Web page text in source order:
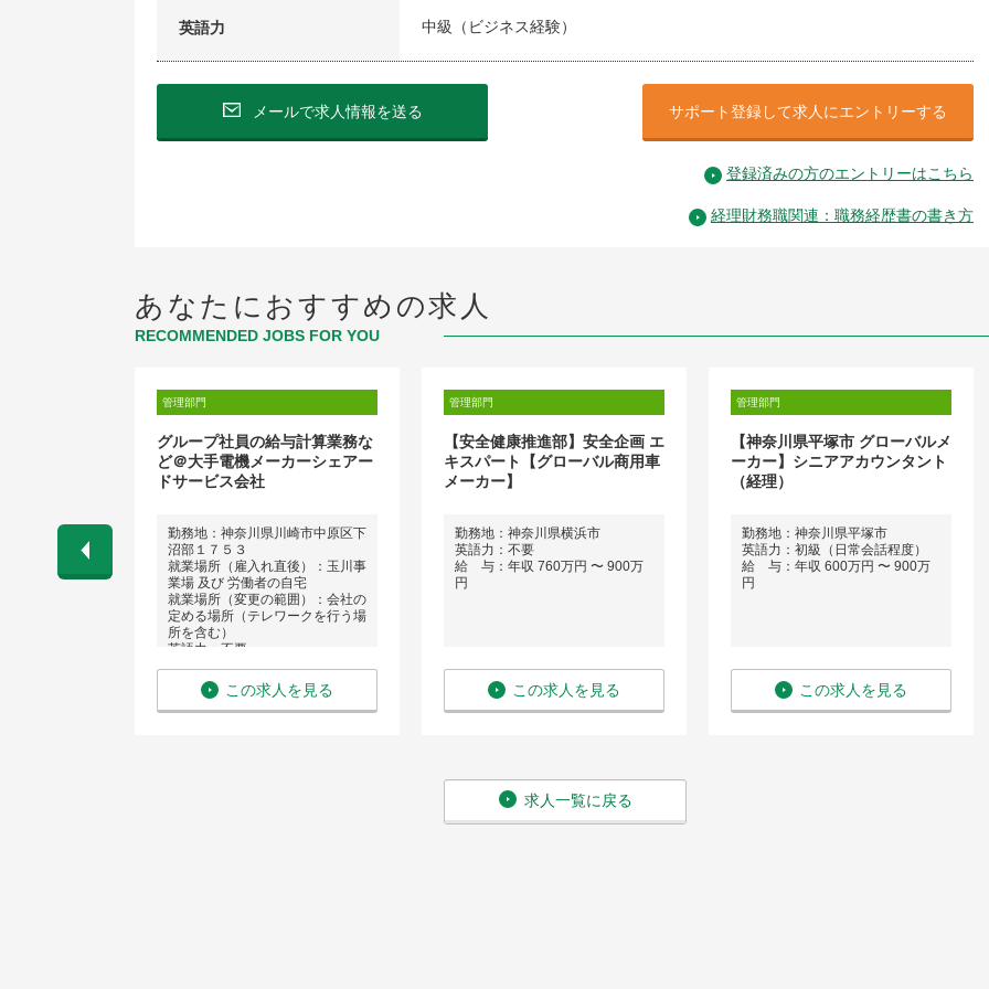
英語力 中級（ビジネス経験）
メールで求人情報を送る サポート登録して求人にエントリーする
登録済みの方のエントリーはこちら
経理財務職関連：職務経歴書の書き方
あなたにおすすめの求人
RECOMMENDED JOBS FOR YOU
管理部門
グループ社員の給与計算業務な
ど＠大手電機メーカーシェアー
ドサービス会社
勤務地：神奈川県川崎市中原区下
沼部１７５３
就業場所（雇入れ直後）：玉川事
業場 及び 労働者の自宅
就業場所（変更の範囲）：会社の
定める場所（テレワークを行う場
所を含む）
英語力：不要
給 与：年収 400万円 〜 600万
この求人を見る
管理部門
【安全健康推進部】安全企画 エ
キスパート【グローバル商用車
メーカー】
勤務地：神奈川県横浜市
英語力：不要
給 与：年収 760万円 〜 900万
円
この求人を見る
管理部門
【神奈川県平塚市 グローバルメ
ーカー】シニアアカウンタント
（経理）
勤務地：神奈川県平塚市
英語力：初級（日常会話程度）
給 与：年収 600万円 〜 900万
円
この求人を見る
求人一覧に戻る